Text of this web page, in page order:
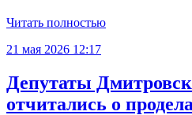
Читать полностью
21 мая 2026 12:17
Депутаты
отчитались о